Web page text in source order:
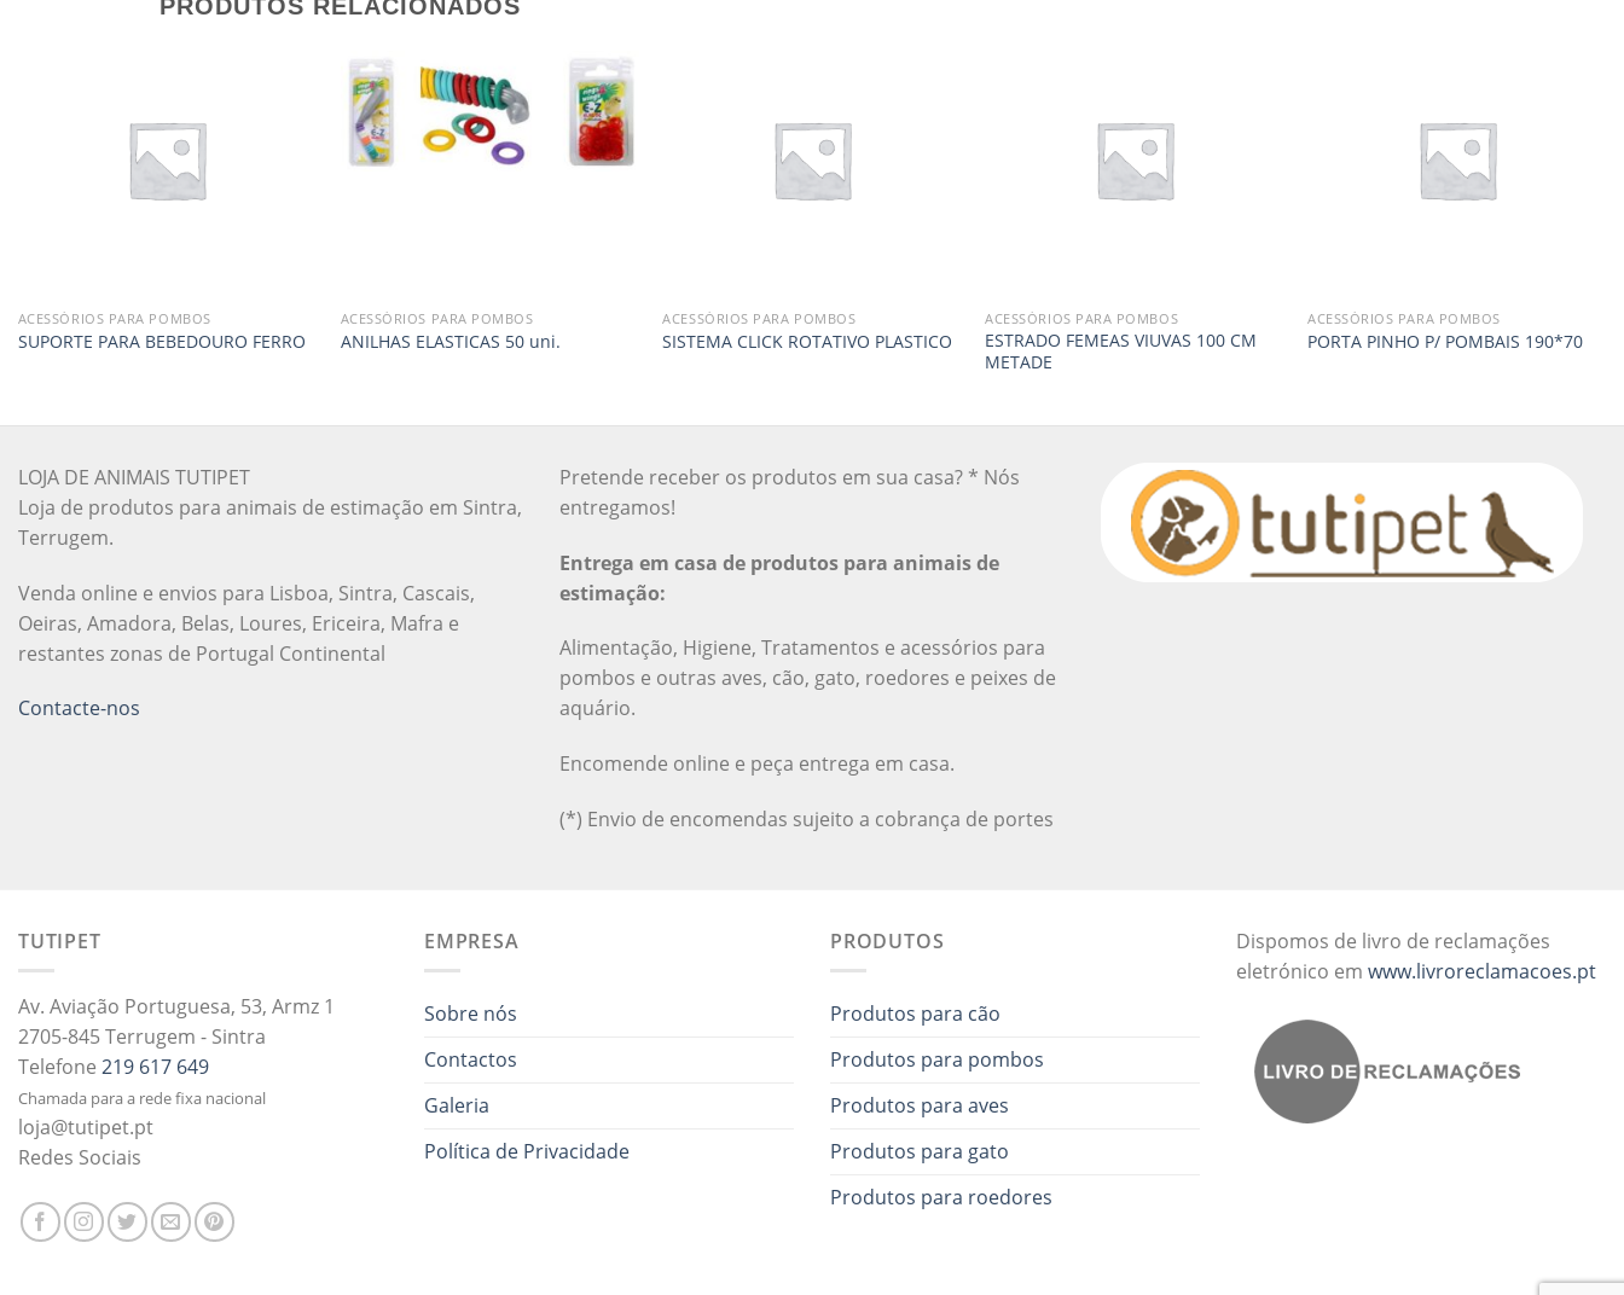
PRODUTOS RELACIONADOS
ACESSÓRIOS PARA POMBOS
SUPORTE PARA BEBEDOURO FERRO
ACESSÓRIOS PARA POMBOS
ANILHAS ELASTICAS 50 uni.
ACESSÓRIOS PARA POMBOS
SISTEMA CLICK ROTATIVO PLASTICO
ACESSÓRIOS PARA POMBOS
ESTRADO FEMEAS VIUVAS 100 CM
METADE
ACESSÓRIOS PARA POMBOS
PORTA PINHO P/ POMBAIS 190*70
LOJA DE ANIMAIS TUTIPET
Loja de produtos para animais de estimação em Sintra,
Terrugem.
Venda online e envios para Lisboa, Sintra, Cascais,
Oeiras, Amadora, Belas, Loures, Ericeira, Mafra e
restantes zonas de Portugal Continental
Contacte-nos
Pretende receber os produtos em sua casa? * Nós
entregamos!
Entrega em casa de produtos para animais de
estimação:
Alimentação, Higiene, Tratamentos e acessórios para
pombos e outras aves, cão, gato, roedores e peixes de
aquário.
Encomende online e peça entrega em casa.
(*) Envio de encomendas sujeito a cobrança de portes
TUTIPET
Av. Aviação Portuguesa, 53, Armz 1
2705-845 Terrugem - Sintra
Telefone 219 617 649
Chamada para a rede fixa nacional
loja@tutipet.pt
Redes Sociais
EMPRESA
Sobre nós
Contactos
Galeria
Política de Privacidade
PRODUTOS
Produtos para cão
Produtos para pombos
Produtos para aves
Produtos para gato
Produtos para roedores
Dispomos de livro de reclamações
eletrónico em www.livroreclamacoes.pt